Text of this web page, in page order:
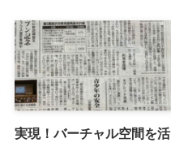
実現！バーチャル空間を活